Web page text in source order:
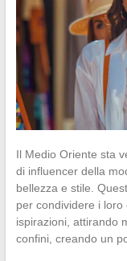
Il Medio Oriente sta
di influencer della
bellezza e stile.
per condividere i
ispirazioni, attirando
confini, creando un